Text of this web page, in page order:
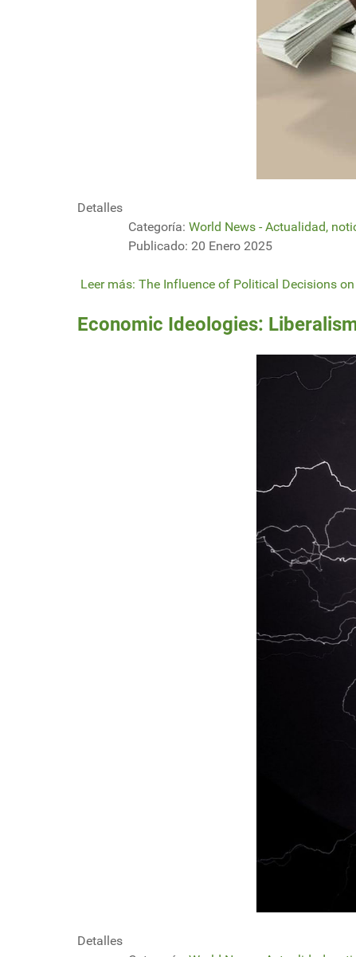
Detalles
Categoría: World News - Actualidad,
Publicado: 20 Enero 2025
Leer más: The Influence of Political Decisions
Economic Ideologies:
Detalles